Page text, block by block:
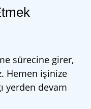
sürecine girer,
Hemen işinize
yerden devam